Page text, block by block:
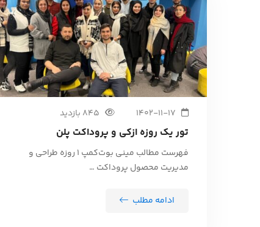
1402-11-17 845 بازدید
تور یک روزه ازکی و پروداکت پلن
فهرست مطالب مینی بوت‌کمپ 1 روزه طراحی و
مدیریت محصول پروداکت …
ادامه مطلب